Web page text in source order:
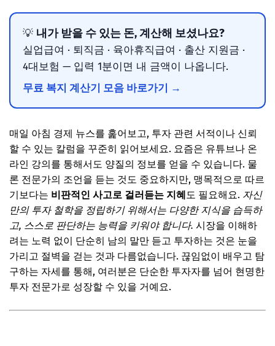
💡 내가 받을 수 있는 돈, 계산해 보셨나요?
실업급여 · 퇴직금 · 육아휴직급여 · 출산 지원금 ·
4대보험 — 입력 1분이면 내 금액이 나옵니다.
무료 복지 계산기 모음 바로가기 →
매일 아침 경제 뉴스를 훑어보고, 투자 관련 서적이나 신뢰
할 수 있는 칼럼을 꾸준히 읽어보세요. 요즘은 유튜브나 온
라인 강의를 통해서도 양질의 정보를 얻을 수 있습니다. 물
론 전문가의 조언을 듣는 것도 중요하지만, 맹목적으로 따르
기보다는 비판적인 사고로 걸러듣는 지혜 도 필요해요. 자신
만의 투자 철학을 정립하기 위해서는 다양한 지식을 습득하
고, 스스로 판단하는 능력을 키워야 합니다. 시장을 이해하
려는 노력 없이 단순히 남의 말만 듣고 투자하는 것은 눈을
가리고 절벽을 걷는 것과 다름없습니다. 끊임없이 배우고 탐
구하는 자세를 통해, 여러분은 단순한 투자자를 넘어 현명한
투자 전문가로 성장할 수 있을 거예요.